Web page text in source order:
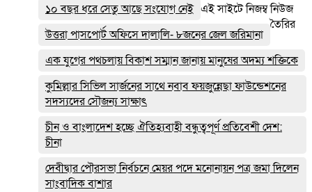
১০ বছর ধরে সেতু আছে সংযোগ নেই
উত্তরা পাসপোর্ট অফিসে দালালি- ৮জনের জেল জরিমানা
এক যুগের পথচলায় বিকাশ সম্মান জানায় মানুষের অদম্য শক্তিকে
কুমিল্লার সিভিল সার্জনের সাথে নবাব ফয়জুন্নেছা ফাউন্ডেশনের
সদস্যদের সৌজন্য সাক্ষাৎ
চীন ও বাংলাদেশ হচ্ছে ঐতিহ্যবাহী বন্ধুত্বপূর্ণ প্রতিবেশী দেশ:
চীনা
দেবীদ্বার পৌরসভা নির্বচনে মেয়র পদে মনোনায়ন পত্র জমা দিলেন
সাংবাদিক বাশার
এই সাইটে নিজম্ব নিউজ
তৈরির